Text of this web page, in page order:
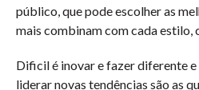
público, que pode escolher as
mais combinam com cada estilo,
Dificil é inovar e fazer diferente e
liderar novas tendências são as